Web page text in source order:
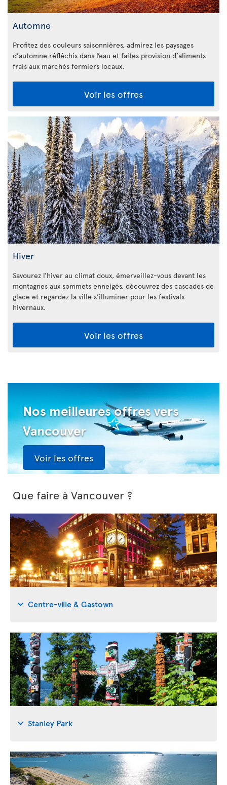
Automne
Profitez des couleurs saisonnières, admirez les paysages
d’automne réfléchis dans l’eau et faites provision d’aliments
frais aux marchés fermiers locaux.
Voir les offres
Hiver
Savourez l’hiver au climat doux, émerveillez-vous devant les
montagnes aux sommets enneigés, découvrez des cascades de
glace et regardez la ville s’illuminer pour les festivals
hivernaux.
Voir les offres
Nos meilleures offres vers
Vancouver
Voir les offres
Que faire à Vancouver ?
Centre-ville & Gastown
Stanley Park